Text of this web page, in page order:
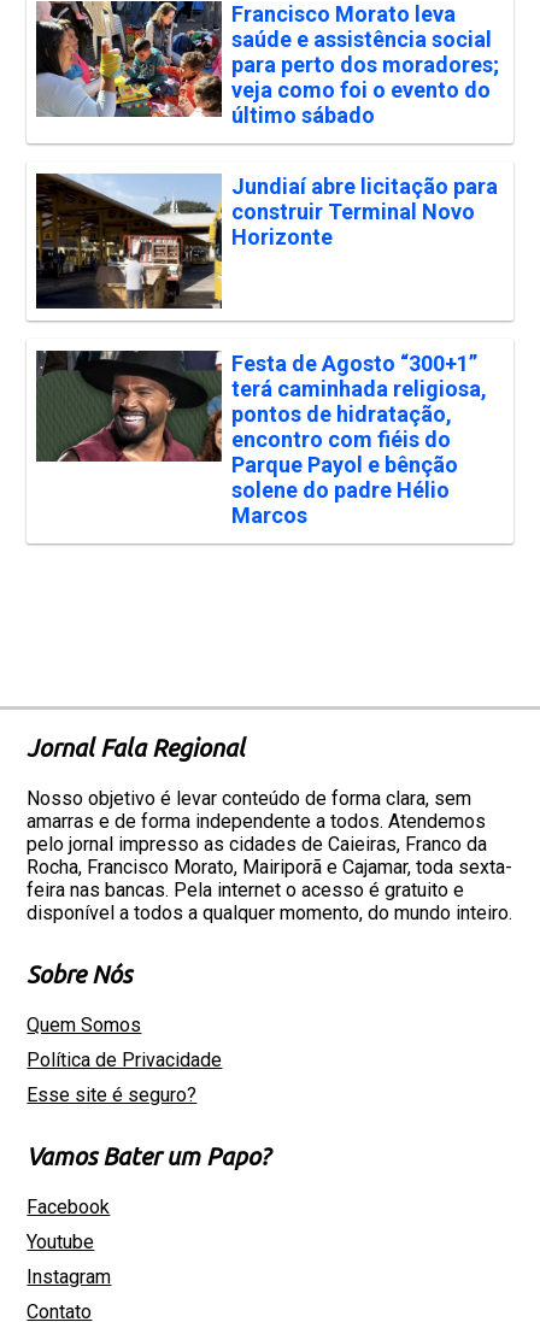
Francisco Morato leva
saúde e assistência social
para perto dos moradores;
veja como foi o evento do
último sábado
Jundiaí abre licitação para
construir Terminal Novo
Horizonte
Festa de Agosto “300+1”
terá caminhada religiosa,
pontos de hidratação,
encontro com fiéis do
Parque Payol e bênção
solene do padre Hélio
Marcos
Jornal Fala Regional
Nosso objetivo é levar conteúdo de forma clara, sem
amarras e de forma independente a todos. Atendemos
pelo jornal impresso as cidades de Caieiras, Franco da
Rocha, Francisco Morato, Mairiporã e Cajamar, toda sexta-
feira nas bancas. Pela internet o acesso é gratuito e
disponível a todos a qualquer momento, do mundo inteiro.
Sobre Nós
Quem Somos
Política de Privacidade
Esse site é seguro?
Vamos Bater um Papo?
Facebook
Youtube
Instagram
Contato